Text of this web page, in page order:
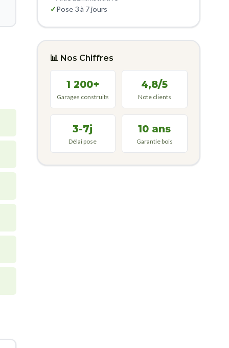
✓Pose 3 à 7 jours
📊 Nos Chiffres
1 200+
Garages construits
4,8/5
Note clients
3-7j
Délai pose
10 ans
Garantie bois